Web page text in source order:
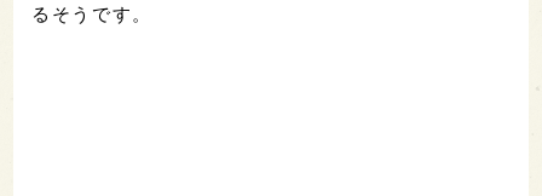
るそうです。